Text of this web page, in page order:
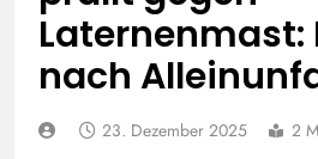
lange
7.
Laternenmast:
nach
23. Dezember 2025 2